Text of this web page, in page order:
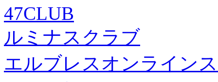
47CLUB
ルミナスクラブ
エルブレスオンライン